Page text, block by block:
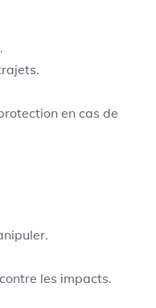
en cas de
les impacts.